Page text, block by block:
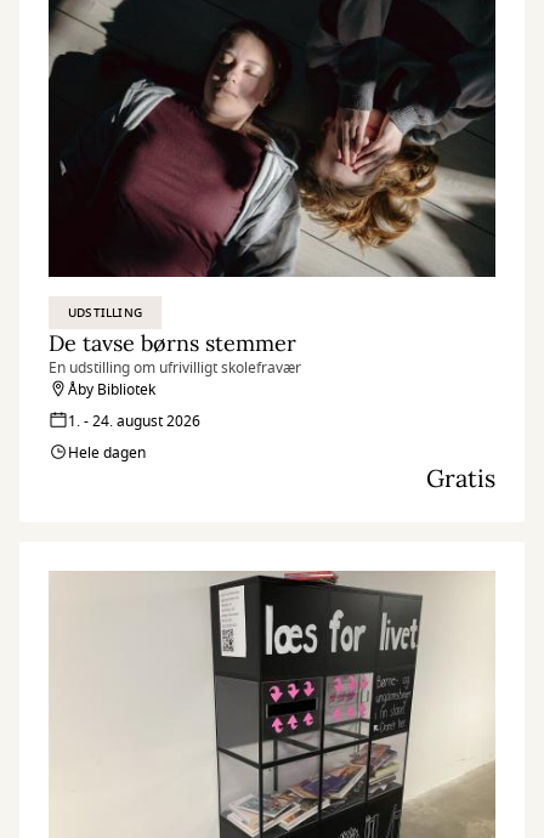
UDSTILLING
De tavse børns stemmer
En udstilling om ufrivilligt skolefravær
Åby Bibliotek
1. - 24. august 2026
Hele dagen
Gratis